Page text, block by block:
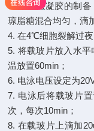
3. 第二层凝胶的制
琼脂糖混合均匀，滴
4. 在4℃细胞裂解过夜
5. 将载玻片放入水
温放置60min；
6. 电泳电压设定为
7. 电泳后将载玻片
次，每次10min；
8. 在载玻片上滴加